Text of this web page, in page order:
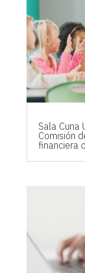
Sala Cuna
Comisión
financiera